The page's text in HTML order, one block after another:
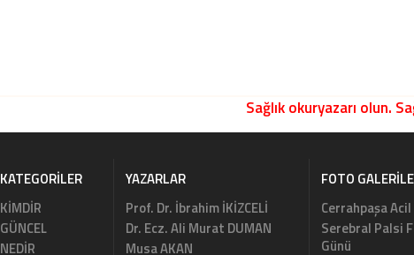
Sağlık okuryazarı olun.
KATEGORILER
KİMDİR
GÜNCEL
NEDİR
YAZARLAR
Prof. Dr. İbrahim İKİZCELİ
Dr. Ecz. Ali Murat DUMAN
Musa AKAN
FOTO
Cerrahpaşa Acil
Serebral Palsi
Günü